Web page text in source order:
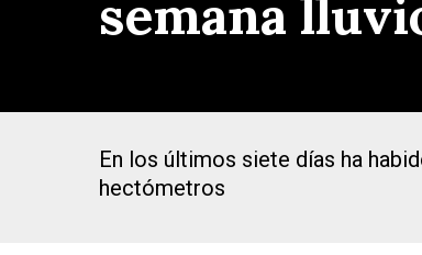
semana
En los últimos siete días ha
hectómetros